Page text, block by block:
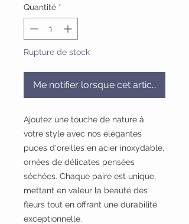
Quantité *
Rupture de stock
Me notifier lorsque cet article est
Ajoutez une touche de nature à
votre style avec nos élégantes
puces d'oreilles en acier inoxydable,
ornées de délicates pensées
séchées. Chaque paire est unique,
mettant en valeur la beauté des
fleurs tout en offrant une durabilité
exceptionnelle.